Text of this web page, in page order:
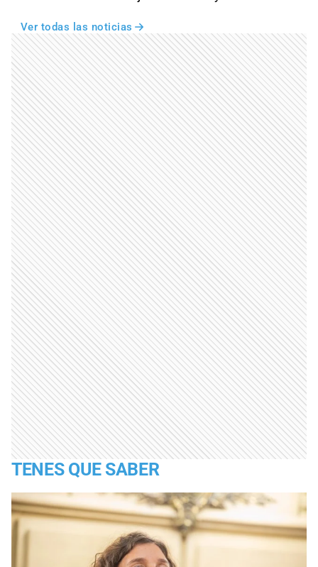
Ver todas las noticias
TENES QUE SABER